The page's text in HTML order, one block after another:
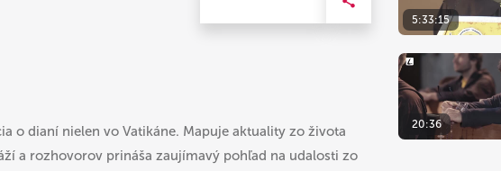
o dianí nielen vo Vatikáne. Mapuje aktuality zo života
a rozhovorov prináša zaujímavý pohľad na udalosti zo
5:33:15
20:36